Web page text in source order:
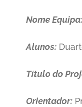
Nome Equipa:
Alunos:
Título do
Orientador: